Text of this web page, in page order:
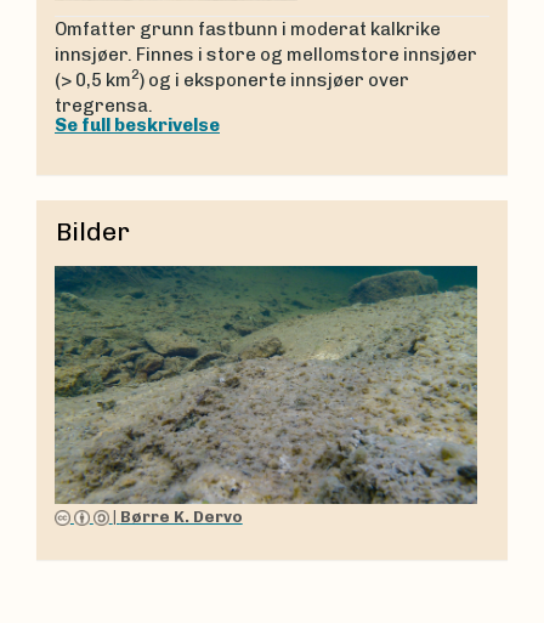
Omfatter grunn fastbunn i moderat kalkrike
innsjøer. Finnes i store og mellomstore innsjøer
(> 0,5 km2) og i eksponerte innsjøer over
tregrensa.
Se full beskrivelse
Bilder
Børre K. Dervo